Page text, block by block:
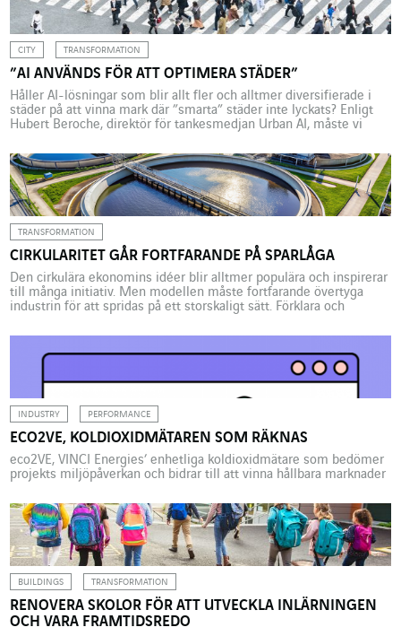
CITY TRANSFORMATION
”AI ANVÄNDS FÖR ATT OPTIMERA STÄDER”
Håller AI-lösningar som blir allt fler och alltmer diversifierade i
städer på att vinna mark där ”smarta” städer inte lyckats? Enligt
Hubert Beroche, direktör för tankesmedjan Urban AI, måste vi
organisera hur AI ska styras. Hur har dina tankegångar och
handlingar kring artificiell intelligens i städer vuxit […]
TRANSFORMATION
CIRKULARITET GÅR FORTFARANDE PÅ SPARLÅGA
Den cirkulära ekonomins idéer blir alltmer populära och inspirerar
till många initiativ. Men modellen måste fortfarande övertyga
industrin för att spridas på ett storskaligt sätt. Förklara och
Project Manager på VINCI Energies Building Solutions och
Valentine Salomon, Innovation Market Manager på Actemium. Hur
kan den cirkulär ekonomin […]
INDUSTRY PERFORMANCE
ECO2VE, KOLDIOXIDMÄTAREN SOM RÄKNAS
eco2VE, VINCI Energies’ enhetliga koldioxidmätare som bedömer
projekts miljöpåverkan och bidrar till att vinna hållbara marknader
BUILDINGS TRANSFORMATION
RENOVERA SKOLOR FÖR ATT UTVECKLA INLÄRNINGEN
OCH VARA FRAMTIDSREDO